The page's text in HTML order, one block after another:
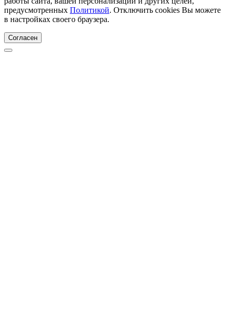
предусмотренных Политикой. Отключить cookies Вы можете
в настройках своего браузера.
Согласен